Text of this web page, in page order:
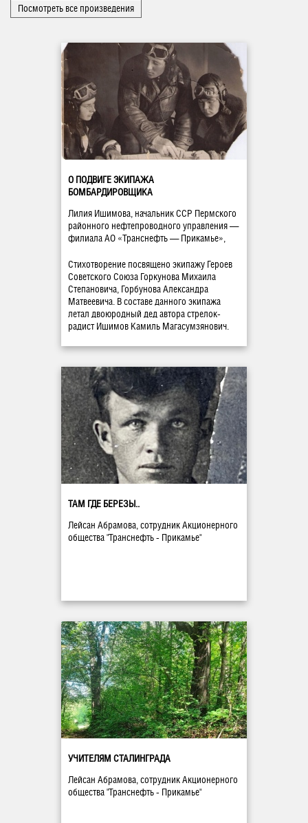
Посмотреть все произведения
О ПОДВИГЕ ЭКИПАЖА
БОМБАРДИРОВЩИКА
Лилия Ишимова, начальник ССР Пермского
районного нефтепроводного управления —
филиала АО «Транснефть — Прикамье»,
Стихотворение посвящено экипажу Героев
Советского Союза Горкунова Михаила
Степановича, Горбунова Александра
Матвеевича. В составе данного экипажа
летал двоюродный дед автора стрелок-
радист Ишимов Камиль Магасумзянович.
ТАМ ГДЕ БЕРЕЗЫ..
Лейсан Абрамова, сотрудник Акционерного
общества "Транснефть - Прикамье"
УЧИТЕЛЯМ СТАЛИНГРАДА
Лейсан Абрамова, сотрудник Акционерного
общества "Транснефть - Прикамье"